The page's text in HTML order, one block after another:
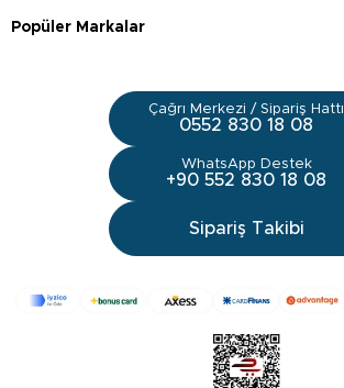
Popüler Markalar
Çağrı Merkezi / Sipariş Hattı
0552 830 18 08
WhatsApp Destek
+90 552 830 18 08
Sipariş Takibi